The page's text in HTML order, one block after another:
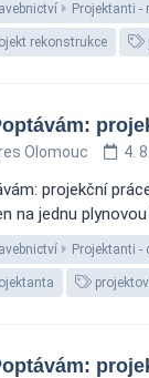
Projektanti -
rekonstrukce
Olomouc 4.
projekční
na jednu
Projektanti -